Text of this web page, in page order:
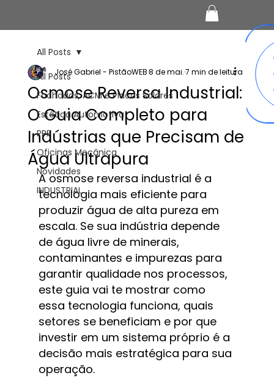
All Posts
Fachadas, ACM e Placas Solares
Estética Automotiva
PPF
Oficinas Mecânica
Novidades
INDUSTRIAL
All Posts
Osmose Reversa Industrial:
O Guia Completo para
Indústrias que Precisam de
Água Ultrapura
José Gabriel - PistãoWEB8 de mai.7 min de leitura
A osmose reversa industrial é a
tecnologia mais eficiente para
produzir água de alta pureza em
escala. Se sua indústria depende
de água livre de minerais,
contaminantes e impurezas para
garantir qualidade nos processos,
este guia vai te mostrar como
essa tecnologia funciona, quais
setores se beneficiam e por que
investir em um sistema próprio é a
decisão mais estratégica para sua
operação.